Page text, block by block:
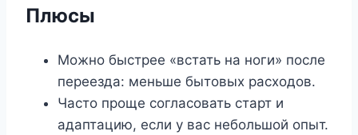
Плюсы
Можно быстрее «встать на ноги» после
переезда: меньше бытовых расходов.
Часто проще согласовать старт и
адаптацию, если у вас небольшой опыт.